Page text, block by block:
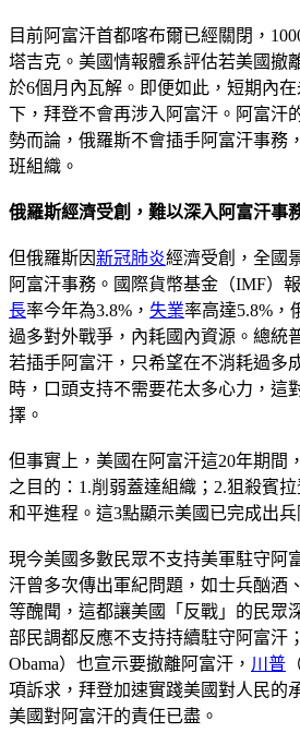
目前阿富汗首都喀布爾已經關閉，
塔吉克。美國情報體系評估若美國撤
於6個月內瓦解。即便如此，短期內
下，拜登不會再涉入阿富汗。阿富汗
勢而論，俄羅斯不會插手阿富汗事務
班組織。
俄羅斯經濟受創，難以深入阿富汗事
但俄羅斯因新冠肺炎經濟受創，全國
阿富汗事務。國際貨幣基金（IMF）
長率今年為3.8%， 失業率高達5.8%，
過多對外戰爭，內耗國內資源。總統
若插手阿富汗，只希望在不消耗過多
時，口頭支持不需要花太多心力，這
擇。
但事實上，美國在阿富汗這20年期間
之目的：1.削弱蓋達組織；2.狙殺賓
和平進程。這3點顯示美國已完成出兵
現今美國多數民眾不支持美軍駐守阿
汗曾多次傳出軍紀問題，如士兵酗酒
等醜聞，這都讓美國「反戰」的民眾
部民調都反應不支持持續駐守阿富汗；
Obama）也宣示要撤離阿富汗， 川普
項訴求，拜登加速實踐美國對人民的
美國對阿富汗的責任已盡。